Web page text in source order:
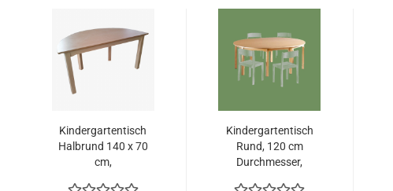
Kindergartentisch
Halbrund 140 x 70
cm,
Kindergartentisch
Rund, 120 cm
Durchmesser,